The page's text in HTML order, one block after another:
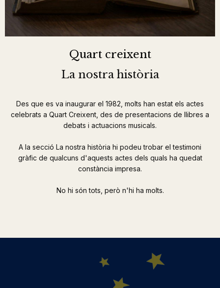
Quart creixent
La nostra història
Des que es va inaugurar el 1982, molts han estat els actes
celebrats a Quart Creixent, des de presentacions de llibres a
debats i actuacions musicals.
A la secció La nostra història hi podeu trobar el testimoni
gràfic de qualcuns d'aquests actes dels quals ha quedat
constància impresa.
No hi són tots, però n'hi ha molts.